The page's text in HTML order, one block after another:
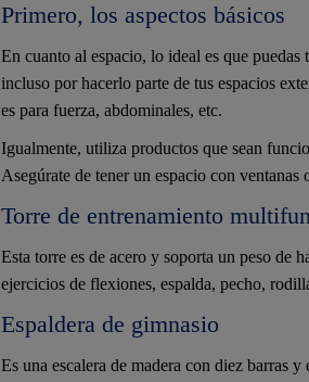
Primero, los aspectos básicos
En cuanto al espacio, lo ideal es que
incluso por hacerlo parte de tus espacios
es para fuerza, abdominales, etc.
Igualmente, utiliza productos que sean
Asegúrate de tener un espacio con ventanas
Torre de entrenamiento
Esta torre es de acero y soporta un peso de
ejercicios de flexiones, espalda, pecho,
Espaldera de gimnasio
Es una escalera de madera con diez barras